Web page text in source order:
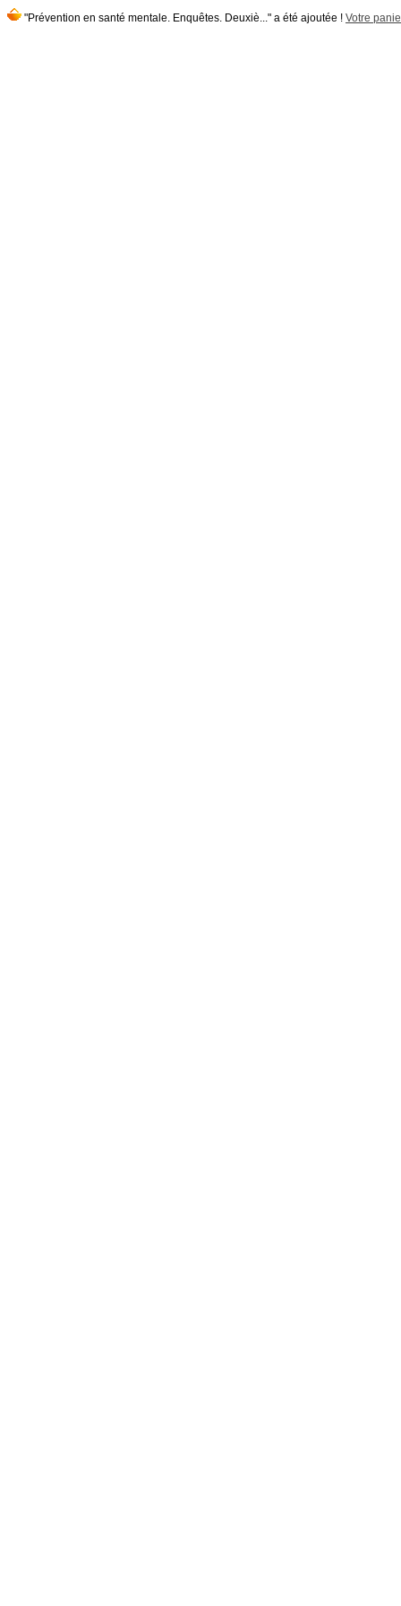
"Prévention en santé mentale. Enquêtes. Deuxiè..." a été ajoutée ! Votre